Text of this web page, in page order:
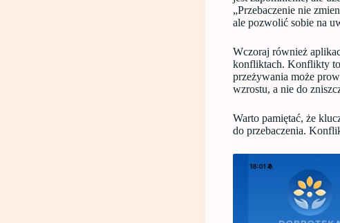
„Przebaczenie nie
ale pozwolić sobie na
Wczoraj również
konfliktach. Konflikty to
przeżywania może
wzrostu, a nie do
Warto pamiętać, że
do przebaczenia.